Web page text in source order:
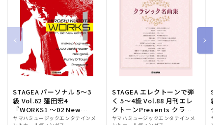
STAGEA パーソナル 5～3
級 Vol.62 窪田宏4
『WORKS1 ～02 New
edition～』
販
ヤマハミュージックエンタテインメ
STAGEA エレクトーンで弾
く 5～4級 Vol.88 月刊エレ
クトーンPresents クラシ
ック名曲集
販
ヤマハミュージックエンタテインメ
級
ク
販ヤ